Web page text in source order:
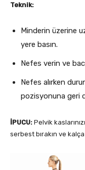
Teknik:
Minderin üzerine
yere basın.
Nefes verin ve
Nefes alırken
pozisyonuna geri
İPUCU: Pelvik
serbest bırakın ve